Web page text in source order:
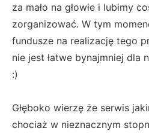
za mało na głowie i lubimy
zorganizować. W tym
fundusze na realizację tego
nie jest łatwe bynajmniej dla
:)
Głęboko wierzę że serwis
chociaż w nieznacznym